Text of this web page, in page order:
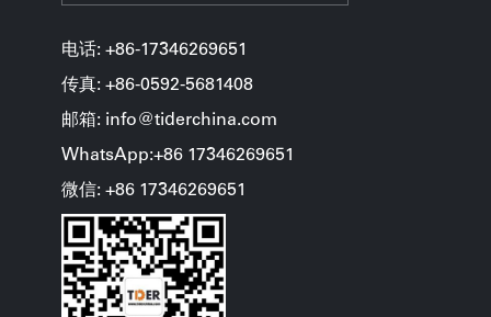
电话: +86-17346269651
传真: +86-0592-5681408
邮箱: info@tiderchina.com
WhatsApp:+86 17346269651
微信: +86 17346269651